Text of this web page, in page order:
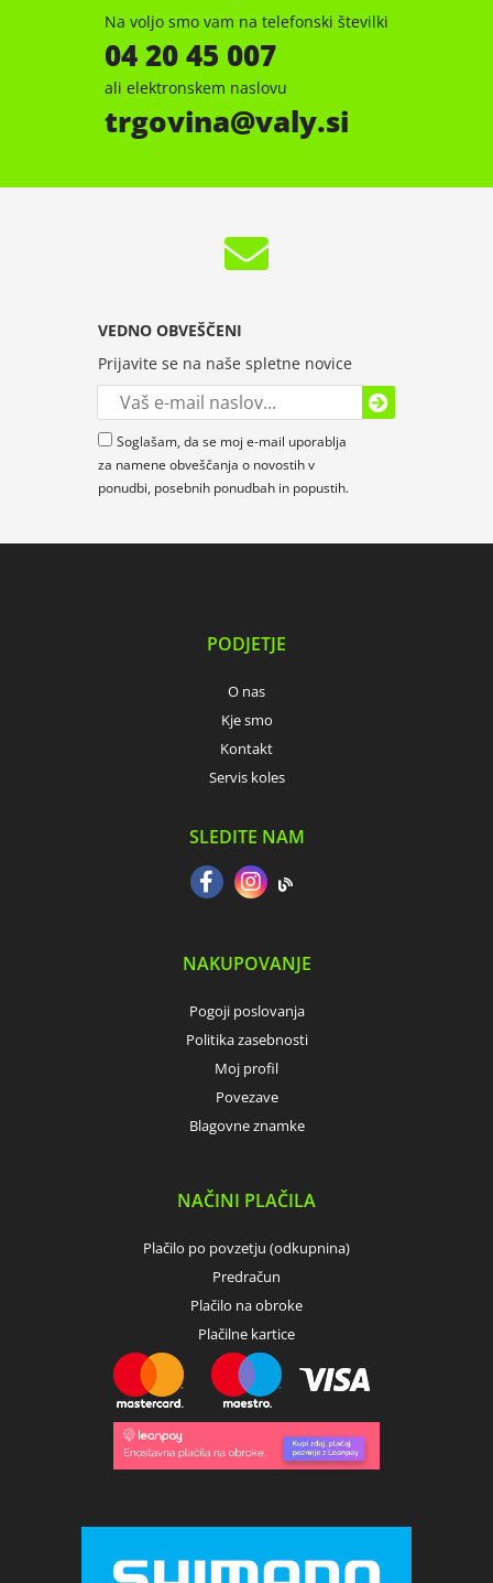
Na voljo smo vam na telefonski številki
04 20 45 007
ali elektronskem naslovu
trgovina valy.si
VEDNO OBVEŠČENI
Prijavite se na naše spletne novice
Soglašam, da se moj e-mail uporablja
za namene obveščanja o novostih v
ponudbi, posebnih ponudbah in popustih.
PODJETJE
O nas
Kje smo
Kontakt
Servis koles
SLEDITE NAM
NAKUPOVANJE
Pogoji poslovanja
Politika zasebnosti
Moj profil
Povezave
Blagovne znamke
NAČINI PLAČILA
Plačilo po povzetju (odkupnina)
Predračun
Plačilo na obroke
Plačilne kartice